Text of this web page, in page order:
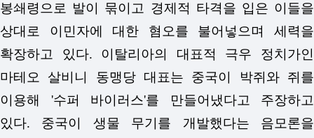
봉쇄령으로 발이 묶이고 경제적 타격을 입은 이들을
상대로 이민자에 대한 혐오를 불어넣으며 세력을
확장하고 있다. 이탈리아의 대표적 극우 정치가인
마테오 살비니 동맹당 대표는 중국이 박쥐와 쥐를
이용해 '수퍼 바이러스'를 만들어냈다고 주장하고
있다. 중국이 생물 무기를 개발했다는 음모론을